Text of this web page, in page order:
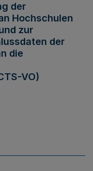
der
Hochschulen
zur
der
die
VO)